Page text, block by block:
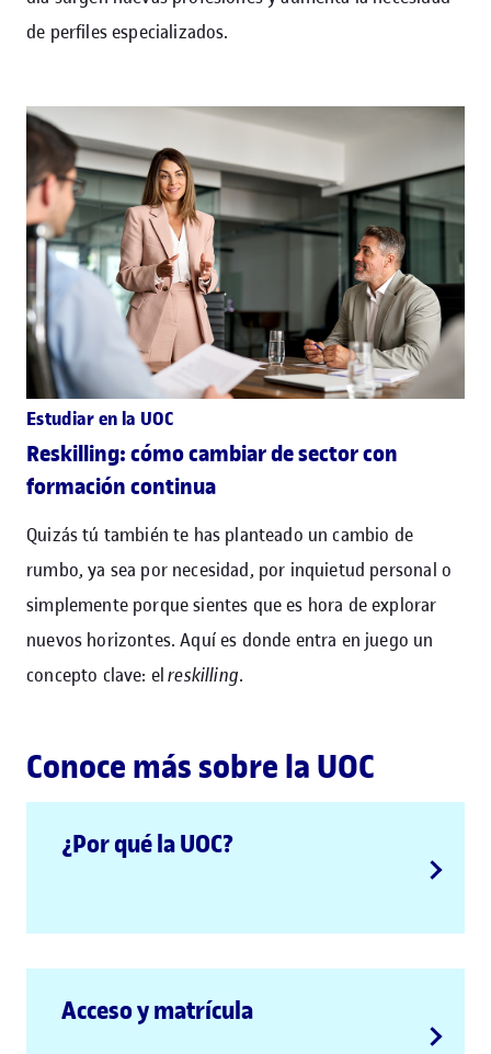
de perfiles especializados.
Estudiar en la UOC
Reskilling: cómo cambiar de sector con
formación continua
Quizás tú también te has planteado un cambio de
rumbo, ya sea por necesidad, por inquietud personal o
simplemente porque sientes que es hora de explorar
nuevos horizontes. Aquí es donde entra en juego un
concepto clave: elreskilling.
Conoce más sobre la UOC
¿Por qué la UOC?
Acceso y matrícula